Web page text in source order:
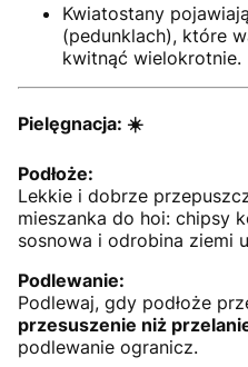
Kwiatostany
(pedunklach), które
kwitnąć wielokrotnie.
Pielęgnacja: ☀️
Podłoże:
Lekkie i dobrze
mieszanka do hoi: chipsy
sosnowa i odrobina ziemi
Podlewanie:
Podlewaj, gdy podłoże
przesuszenie niż
podlewanie ogranicz.